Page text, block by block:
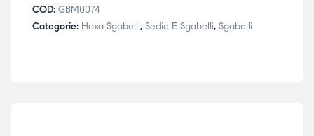
COD: GBM0074
Categorie: Hoxa Sgabelli, Sedie E Sgabelli, Sgabelli